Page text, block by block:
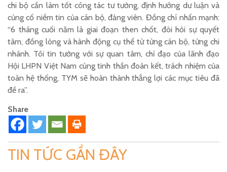
chi bộ cần làm tốt công tác tư tưởng, định hướng dư luận và
củng cố niềm tin của cán bộ, đảng viên. Đồng chí nhấn mạnh:
“6 tháng cuối năm là giai đoạn then chốt, đòi hỏi sự quyết
tâm, đồng lòng và hành động cụ thể từ từng cán bộ, từng chi
nhánh. Tôi tin tưởng với sự quan tâm, chỉ đạo của lãnh đạo
Hội LHPN Việt Nam cùng tinh thần đoàn kết, trách nhiệm của
toàn hệ thống, TYM sẽ hoàn thành thắng lợi các mục tiêu đã
đề ra”.
Share
TIN TỨC GẦN ĐÂY